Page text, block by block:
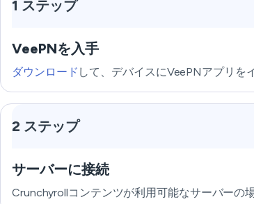
1 ステップ
VeePNを入手
ダウンロード して、デバイスにVeePNアプリを
2 ステップ
サーバーに接続
Crunchyrollコンテンツが利用可能なサーバーの